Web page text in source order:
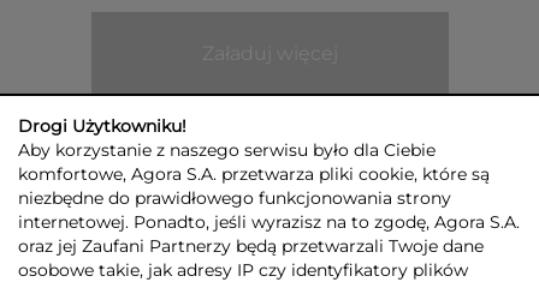
Załaduj więcej
GRUPA AGORA DLA INWESTORÓW DLA MEDIÓW
REKLAMA
ESG
KONTAKT
Drogi Użytkowniku!
Aby korzystanie z naszego serwisu było dla Ciebie
komfortowe, Agora S.A. przetwarza pliki cookie, które są
niezbędne do prawidłowego funkcjonowania strony
internetowej. Ponadto, jeśli wyrazisz na to zgodę, Agora S.A.
oraz jej Zaufani Partnerzy będą przetwarzali Twoje dane
osobowe takie, jak adresy IP czy identyfikatory plików